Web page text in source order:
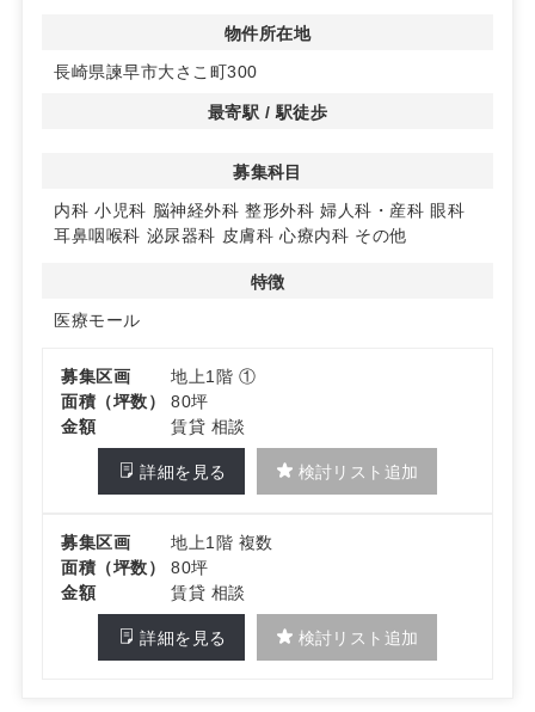
◆便利なアクセスと充実の駐車場
イオン諫早西部台の敷地内に位置し、駐車場の併用利用が
◆将来性豊かなエリア
周辺エリアでは今後、住宅開発が進む予定です。地域の成
長とともに、クリニックの需要も高まることが予想されま
す。詳細はお問い合わせください。
物件所在地
長崎県諫早市大さこ町300
最寄駅 / 駅徒歩
募集科目
内科 小児科 脳神経外科 整形外科 婦人科・産科 眼科
耳鼻咽喉科 泌尿器科 皮膚科 心療内科 その他
特徴
医療モール
募集区画
地上1階 ①
面積（坪数）
80坪
金額
賃貸 相談
詳細を見る 検討リスト追加
募集区画
地上1階 複数
面積（坪数）
80坪
金額
賃貸 相談
詳細を見る 検討リスト追加